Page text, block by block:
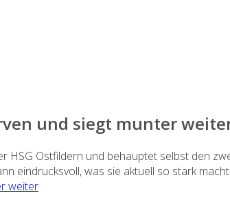
und siegt munter
Ostfildern und behauptet selbst den
eindrucksvoll, was sie aktuell so stark macht.
weiter